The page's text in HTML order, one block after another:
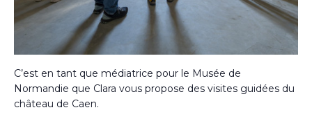
C’est en tant que médiatrice pour le Musée de
Normandie que Clara vous propose des visites guidées du
château de Caen.